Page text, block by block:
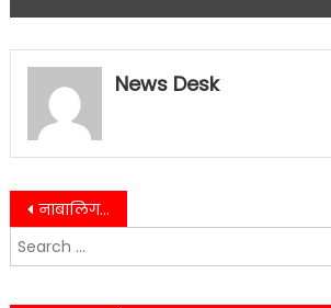
News Desk
Post
navigation
नाबालिग लड़की को बहला-फुसलाकर भगा ले जाने और दुष्कर्म के आरोपी को नन्दानगर पुलिस ने किया गिरफ्तार…….
Search
for: